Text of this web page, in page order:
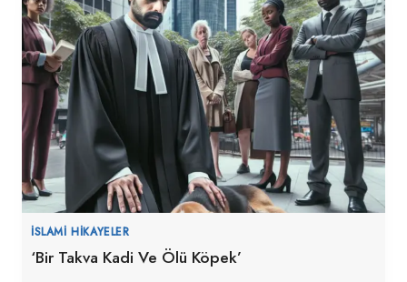
İSLAMI HIKAYELER
‘Bir Takva Kadi Ve Ölü Köpek’